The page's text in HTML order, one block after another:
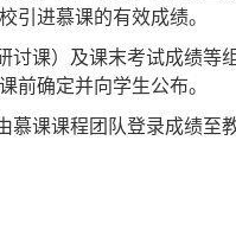
学习、在线学习与课堂
引进慕课的有效成绩。
课）及课末考试成绩等
前确定并向学生公布。